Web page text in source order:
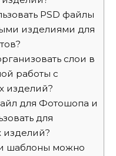
PSD файлы
изделиями для
слои в
работы с
изделий?
для Фотошопа и
для
изделий?
шаблоны можно